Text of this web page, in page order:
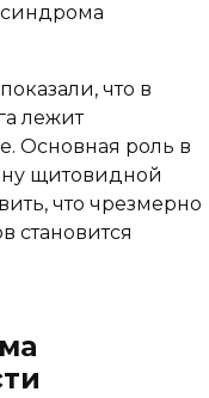
синдрома
что в
лежит
Основная роль в
щитовидной
что чрезмерно
становится